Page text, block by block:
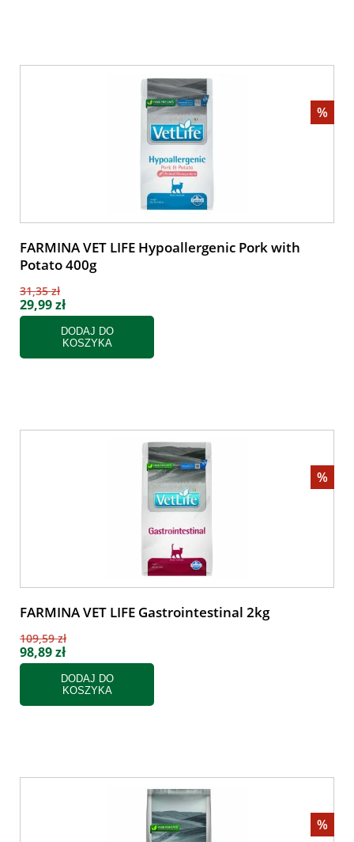
%
FARMINA VET LIFE Hypoallergenic Pork with
Potato 400g
31,35 zł
29,99 zł
DODAJ DO
KOSZYKA
%
FARMINA VET LIFE Gastrointestinal 2kg
109,59 zł
98,89 zł
DODAJ DO
KOSZYKA
%